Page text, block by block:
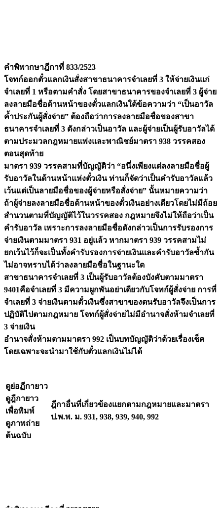
คำพิพากษาฎีกาที่ 833/2523
โจทก์ออกตั๋วแลกเงินสั่งสาขาธนาคารจำเลยที่ 3 ให้จ่ายเงินแก่
จำเลยที่ 1 หรือตามคำสั่ง โดยสาขาธนาคารของจำเลยที่ 3 ผู้จ่าย
ลงลายมือชื่อด้านหน้าของตั๋วแลกเงินใต้ข้อความว่า “เป็นอาวัล
ค้ำประกันผู้สั่งจ่าย” ต้องถือว่าการลงลายมือชื่อของสาขา
ธนาคารจำเลยที่ 3 ดังกล่าวเป็นอาวัล และผู้จ่ายเป็นผู้รับอาวัลได้
ตามประมวลกฎหมายแพ่งและพาณิชย์มาตรา 938 วรรคสอง
ตอนสุดท้าย
มาตรา 939 วรรคสามที่บัญญัติว่า “อนึ่งเพียงแต่ลงลายมือชื่อผู้
รับอาวัลในด้านหน้าแห่งตั๋วเงิน ท่านก็จัดว่าเป็นคำรับอาวัลแล้ว
เว้นแต่เป็นลายมือชื่อของผู้จ่ายหรือสั่งจ่าย” นั้นหมายความว่า
ถ้าผู้จ่ายลงลายมือชื่อด้านหน้าของตั๋วเงินอย่างเดียวโดยไม่มีถ้อย
สำนวนตามที่บัญญัติไว้ในวรรคสอง กฎหมายจึงไม่ให้ถือว่าเป็น
คำรับอาวัล เพราะการลงลายมือชื่อดังกล่าวเป็นการรับรองการ
จ่ายเงินตามมาตรา 931 อยู่แล้ว หากมาตรา 939 วรรคสามไม่
ยกเว้นไว้ก็จะเป็นทั้งคำรับรองการจ่ายเงินและคำรับอาวัลซ้ำกัน
ไม่อาจทราบได้ว่าลงลายมือชื่อในฐานะใด
สาขาธนาคารจำเลยที่ 3 เป็นผู้รับอาวัลต้องบังคับตามมาตรา
9401คือจำเลยที่ 3 มีความผูกพันอย่าเดียวกับโจทก์ผู้สั่งจ่าย การที่
จำเลยที่ 3 จ่ายเงินตามตั๋วเงินซึ่งสาขาของตนรับอาวัลจึงเป็นการ
ปฏิบัติไปตามกฎหมาย โจทก์ผู้สั่งจ่ายไม่มีอำนาจสั่งห้ามจำเลยที่
3 จ่ายเงิน
อำนาจสั่งห้ามตามมาตรา 992 เป็นบทบัญญัติว่าด้วยเรื่องเช็ค
โดยเฉพาะจะนำมาใช้กับตั๋วแลกเงินไม่ได้
ดูย่อฏีกายาว
ดูฎีกายาว
เพื่อพิมพ์
ดูภาพถ่าย
ต้นฉบับ
ฎีกาอื่นที่เกี่ยวข้องแยกตามกฎหมายและมาตรา
ป.พ.พ. ม. 931, 938, 939, 940, 992